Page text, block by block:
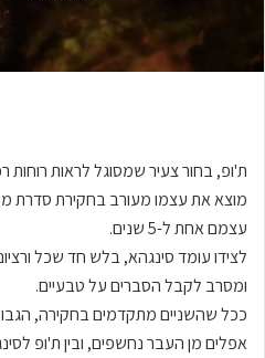
ת'ופ, בחור צעיר שמסוגל לראות
מוצא את עצמו מעורב בחקירת סדרת
עצמם אחת ל-5 שנים.
לצידו עומד סינגהא, בלש חד שכל
ומסרב לקבל הסברים על טבעיים.
ככל שהשניים מתקדמים בחקירה,
אפלים מן העבר נחשפים, ובין ת'ופ